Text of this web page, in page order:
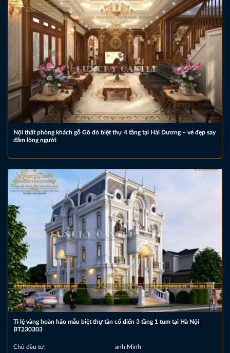
Nội thất phòng khách gỗ Gõ đỏ biệt thự 4 tầng tại Hải Dương – vẻ đẹp say
đắm lòng người
Tỉ lệ vàng hoàn hảo mẫu biệt thự tân cổ điển 3 tầng 1 tum tại Hà Nội
BT230303
Chủ đầu tư:
anh Minh